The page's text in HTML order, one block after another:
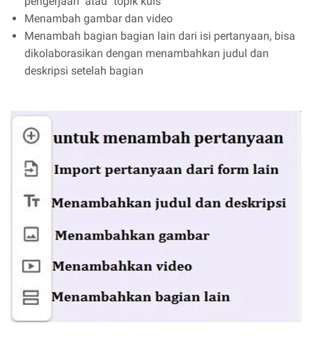
Menambah gambar dan video
Menambah bagian bagian lain dari isi pertanyaan, bisa
dikolaborasikan dengan menambahkan judul dan
deskripsi setelah bagian